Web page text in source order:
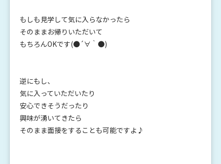
もしも見学して気に入らなかったら
そのままお帰りいただいて
もちろんOKです(●´∀｀●)
逆にもし、
気に入っていただいたり
安心できそうだったり
興味が湧いてきたら
そのまま面接をすることも可能ですよ♪